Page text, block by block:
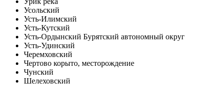
Усольский
Усть-Илимский
Усть-Кутский
Усть-Ордынский Бурятский автономный округ
Усть-Удинский
Черемховский
Чертово корыто, месторождение
Чунский
Шелеховский